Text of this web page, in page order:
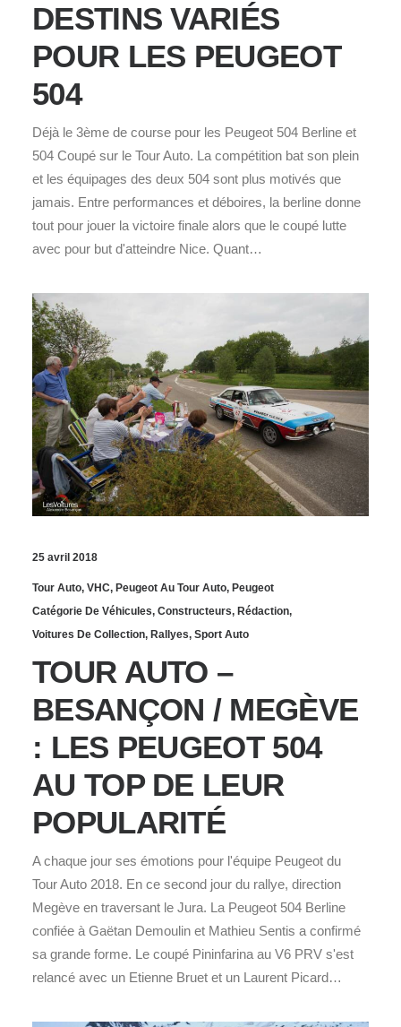
DESTINS VARIÉS
POUR LES PEUGEOT
504
Déjà le 3ème de course pour les Peugeot 504 Berline et
504 Coupé sur le Tour Auto. La compétition bat son plein
et les équipages des deux 504 sont plus motivés que
jamais. Entre performances et déboires, la berline donne
tout pour jouer la victoire finale alors que le coupé lutte
avec pour but d'atteindre Nice. Quant…
25 avril 2018
Tour Auto, VHC, Peugeot Au Tour Auto, Peugeot
Catégorie De Véhicules, Constructeurs, Rédaction,
Voitures De Collection, Rallyes, Sport Auto
TOUR AUTO –
BESANÇON / MEGÈVE
: LES PEUGEOT 504
AU TOP DE LEUR
POPULARITÉ
A chaque jour ses émotions pour l'équipe Peugeot du
Tour Auto 2018. En ce second jour du rallye, direction
Megève en traversant le Jura. La Peugeot 504 Berline
confiée à Gaëtan Demoulin et Mathieu Sentis a confirmé
sa grande forme. Le coupé Pininfarina au V6 PRV s'est
relancé avec un Etienne Bruet et un Laurent Picard…